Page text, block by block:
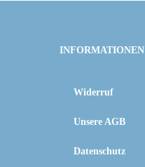
INFORMATIONEN
Widerruf
Unsere AGB
Datenschutz